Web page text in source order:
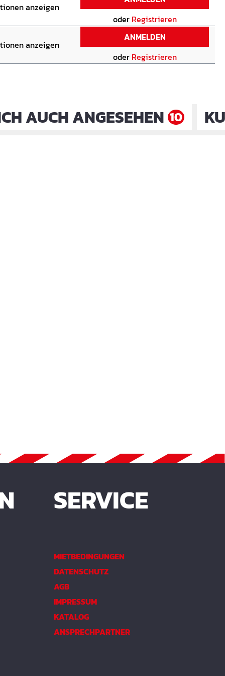
anzeigen
oder Registrieren
anzeigen
ANMELDEN
oder Registrieren
AUCH ANGESEHEN 10
SERVICE
MIETBEDINGUNGEN
DATENSCHUTZ
AGB
IMPRESSUM
KATALOG
ANSPRECHPARTNER